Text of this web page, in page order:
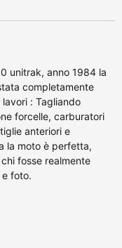
unitrak, anno 1984 la
completamente
: Tagliando
forcelle, carburatori
anteriori e
la moto è perfetta,
fosse realmente
foto.